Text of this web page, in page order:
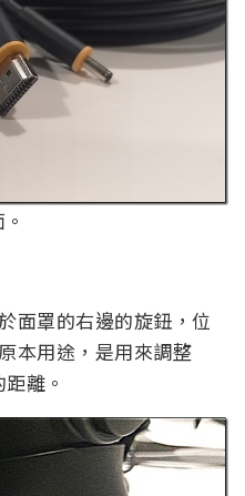
面罩的右邊的旋鈕，位
本用途，是用來調整
離。